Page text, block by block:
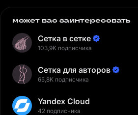
может вас заинтересовать
Сетка в сетке
103,9K подписчика
Сетка для авторов
65,8K подписчика
Yandex Cloud
42 подписчика